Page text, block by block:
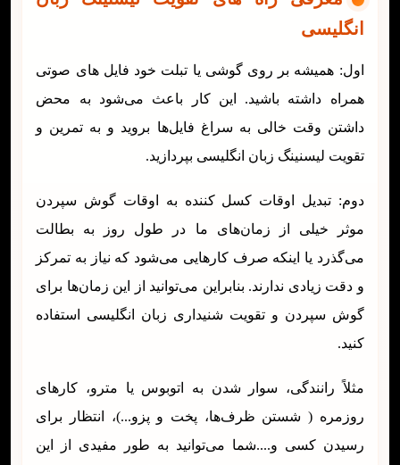
انگلیسی
اول: همیشه بر روی گوشی یا تبلت خود فایل های صوتی
همراه داشته باشید. این کار باعث می‌شود به محض
داشتن وقت خالی به سراغ فایل‌ها بروید و به تمرین و
تقویت لیسنینگ زبان انگلیسی بپردازید.
دوم: تبدیل اوقات کسل کننده به اوقات گوش سپردن
موثر خیلی از زمان‌های ما در طول روز به بطالت
می‌گذرد یا اینکه صرف کارهایی می‌شود که نیاز به تمرکز
و دقت زیادی ندارند. بنابراین می‌توانید از این زمان‌ها برای
گوش سپردن و تقویت شنیداری زبان انگلیسی استفاده
کنید.
مثلاً رانندگی، سوار شدن به اتوبوس یا مترو، کارهای
روزمره ( شستن ظرف‌ها، پخت و پزو...)، انتظار برای
رسیدن کسی و....شما می‌توانید به طور مفیدی از این